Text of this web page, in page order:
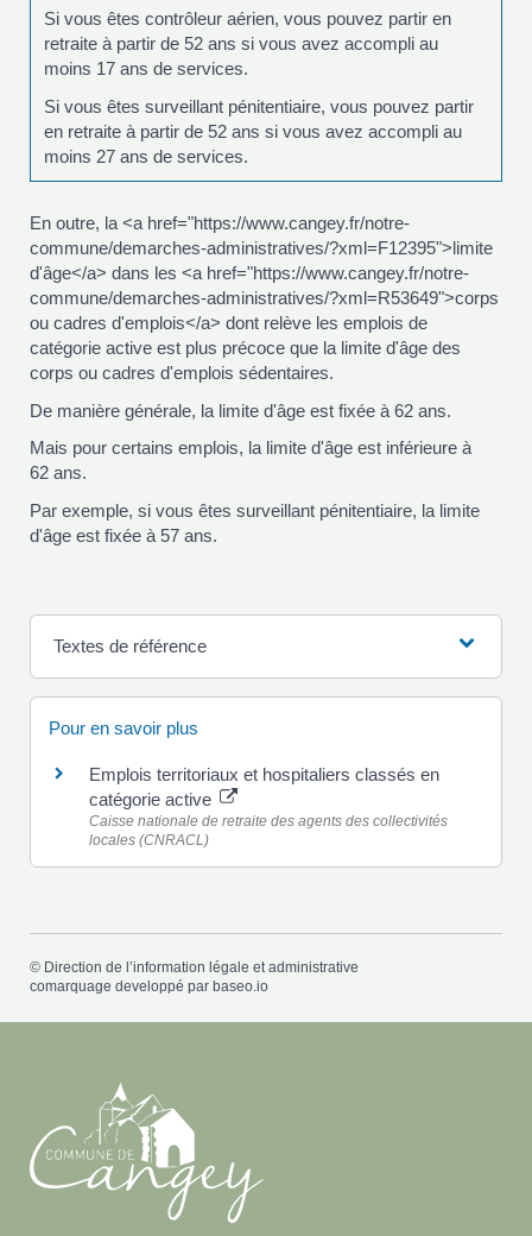
Si vous êtes contrôleur aérien, vous pouvez partir en
retraite à partir de 52 ans si vous avez accompli au
moins 17 ans de services.
Si vous êtes surveillant pénitentiaire, vous pouvez partir
en retraite à partir de 52 ans si vous avez accompli au
moins 27 ans de services.
En outre, la <a href="https://www.cangey.fr/notre-
commune/demarches-administratives/?xml=F12395">limite
d'âge</a> dans les <a href="https://www.cangey.fr/notre-
commune/demarches-administratives/?xml=R53649">corps
ou cadres d'emplois</a> dont relève les emplois de
catégorie active est plus précoce que la limite d'âge des
corps ou cadres d'emplois sédentaires.
De manière générale, la limite d'âge est fixée à 62 ans.
Mais pour certains emplois, la limite d'âge est inférieure à
62 ans.
Par exemple, si vous êtes surveillant pénitentiaire, la limite
d'âge est fixée à 57 ans.
Textes de référence
Pour en savoir plus
Emplois territoriaux et hospitaliers classés en
catégorie active
Caisse nationale de retraite des agents des collectivités
locales (CNRACL)
© Direction de l’information légale et administrative
comarquage developpé par baseo.io